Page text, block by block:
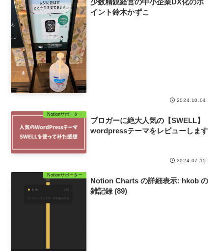
イント鈴木かずこ
2024.10.04
Notionサポーター
ブロガーに絶大人気の【SWELL】
wordpressテーマをレビューします
2024.07.15
Notionサポーター
Notion Charts の詳細表示: hkob の
雑記録 (89)